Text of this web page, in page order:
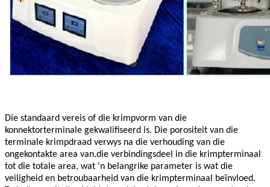
Die standaard vereis of die krimpvorm van die
konnektorterminale gekwalifiseerd is. Die porositeit van die
terminale krimpdraad verwys na die verhouding van die
ongekontakte area van.die verbindingsdeel in die krimpterminaal
tot die totale area, wat 'n belangrike parameter is wat die
veiligheid en betroubaarheid van die krimpterminaal beïnvloed.